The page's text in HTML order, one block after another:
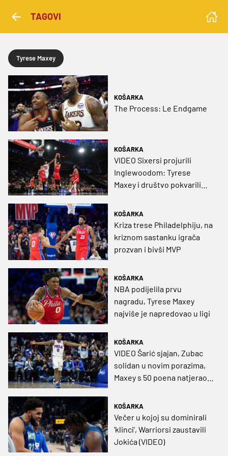
TAGOVI
Tyrese Maxey
KOŠARKA
The Process: Le Endgame
KOŠARKA
VIDEO Sixersi projurili
Inglewoodom: Tyrese
Maxey i društvo pokvarili
KOŠARKA
Kriza trese Philadelphiju, na
kriznom sastanku igrača
prozvan i bivši MVP
KOŠARKA
NBA podijelila prvu
nagradu, Tyrese Maxey
najviše je napredovao u ligi
KOŠARKA
VIDEO Šarić sjajan, Zubac
solidan u novim porazima,
Maxey s 50 poena natjerao
zaborave Hardena
KOŠARKA
Večer u kojoj su dominirali
'klinci', Warriorsi zaustavili
Jokića (VIDEO)